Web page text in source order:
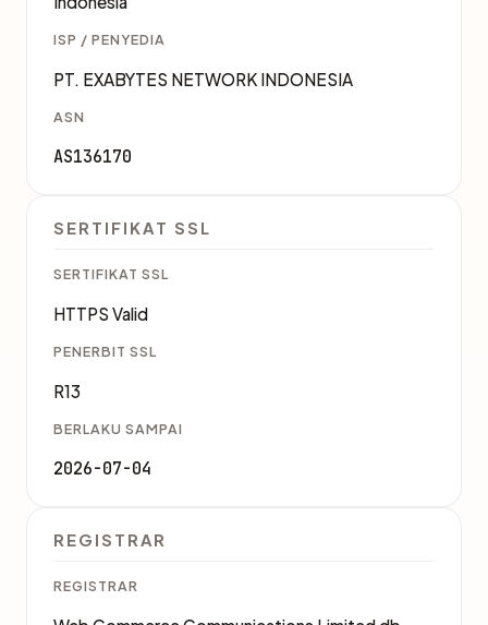
ISP / PENYEDIA
PT. EXABYTES NETWORK INDONESIA
ASN
AS136170
SERTIFIKAT SSL
SERTIFIKAT SSL
HTTPS Valid
PENERBIT SSL
R13
BERLAKU SAMPAI
2026-07-04
REGISTRAR
REGISTRAR